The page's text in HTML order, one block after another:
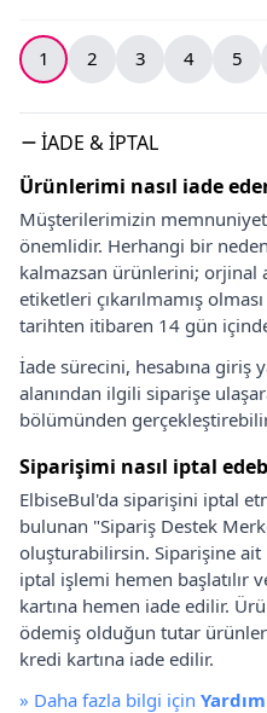
1 2 3 4 5
İADE & İPTAL
Ürünlerimi nasıl iade
Müşterilerimizin
önemlidir. Herhangi bir
kalmazsan ürünlerini; orjinal
etiketleri çıkarılmamış
tarihten itibaren 14 gün
İade sürecini, hesabına giriş
alanından ilgili siparişe
bölümünden
Siparişimi nasıl iptal
ElbiseBul'da siparişini iptal
bulunan "Sipariş Destek
oluşturabilirsin. Siparişine
iptal işlemi hemen başlatılır
kartına hemen iade edilir.
ödemiş olduğun tutar
kredi kartına iade edilir.
» Daha fazla bilgi için